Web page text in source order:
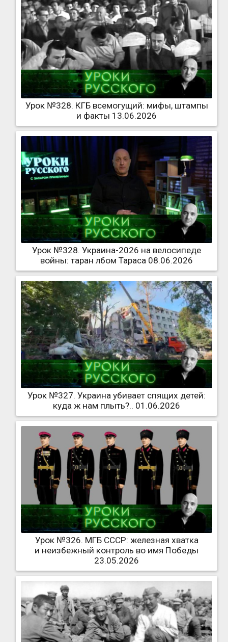
Урок №328. КГБ всемогущий: мифы, штампы
и факты 13.06.2026
Урок №328. Украина-2026 на велосипеде
войны: таран лбом Тараса 08.06.2026
Урок №327. Украина убивает спящих детей:
куда ж нам плыть?.. 01.06.2026
Урок №326. МГБ СССР: железная хватка
и неизбежный контроль во имя Победы
23.05.2026